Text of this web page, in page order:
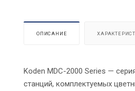
ОПИСАНИЕ
Koden MDC-2000 Series —
станций, комплектуемых